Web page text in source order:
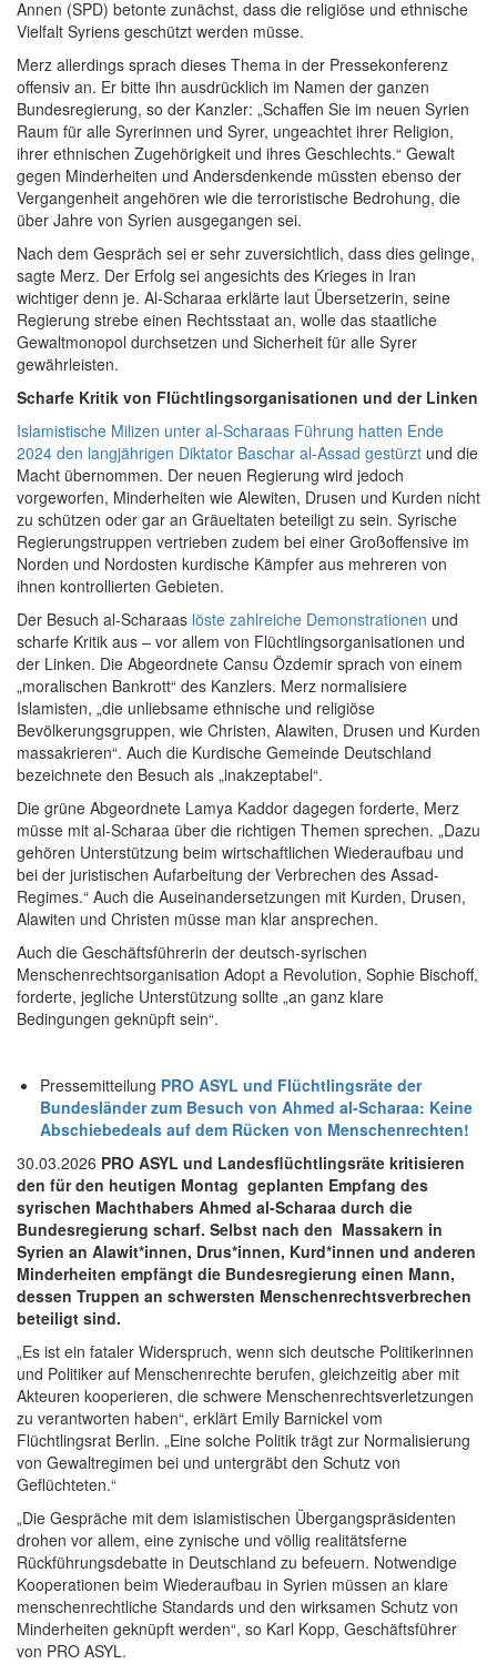
Annen (SPD) betonte zunächst, dass die religiöse und ethnische
Vielfalt Syriens geschützt werden müsse.
Merz allerdings sprach dieses Thema in der Pressekonferenz
offensiv an. Er bitte ihn ausdrücklich im Namen der ganzen
Bundesregierung, so der Kanzler: „Schaffen Sie im neuen Syrien
Raum für alle Syrerinnen und Syrer, ungeachtet ihrer Religion,
ihrer ethnischen Zugehörigkeit und ihres Geschlechts.“ Gewalt
gegen Minderheiten und Andersdenkende müssten ebenso der
Vergangenheit angehören wie die terroristische Bedrohung, die
über Jahre von Syrien ausgegangen sei.
Nach dem Gespräch sei er sehr zuversichtlich, dass dies gelinge,
sagte Merz. Der Erfolg sei angesichts des Krieges in Iran
wichtiger denn je. Al-Scharaa erklärte laut Übersetzerin, seine
Regierung strebe einen Rechtsstaat an, wolle das staatliche
Gewaltmonopol durchsetzen und Sicherheit für alle Syrer
gewährleisten.
Scharfe Kritik von Flüchtlingsorganisationen und der Linken
Islamistische Milizen unter al-Scharaas Führung hatten Ende
2024 den langjährigen Diktator Baschar al-Assad gestürzt und die
Macht übernommen. Der neuen Regierung wird jedoch
vorgeworfen, Minderheiten wie Alewiten, Drusen und Kurden nicht
zu schützen oder gar an Gräueltaten beteiligt zu sein. Syrische
Regierungstruppen vertrieben zudem bei einer Großoffensive im
Norden und Nordosten kurdische Kämpfer aus mehreren von
ihnen kontrollierten Gebieten.
Der Besuch al-Scharaas löste zahlreiche Demonstrationen und
scharfe Kritik aus – vor allem von Flüchtlingsorganisationen und
der Linken. Die Abgeordnete Cansu Özdemir sprach von einem
„moralischen Bankrott“ des Kanzlers. Merz normalisiere
Islamisten, „die unliebsame ethnische und religiöse
Bevölkerungsgruppen, wie Christen, Alawiten, Drusen und Kurden
massakrieren“. Auch die Kurdische Gemeinde Deutschland
bezeichnete den Besuch als „inakzeptabel“.
Die grüne Abgeordnete Lamya Kaddor dagegen forderte, Merz
müsse mit al-Scharaa über die richtigen Themen sprechen. „Dazu
gehören Unterstützung beim wirtschaftlichen Wiederaufbau und
bei der juristischen Aufarbeitung der Verbrechen des Assad-
Regimes.“ Auch die Auseinandersetzungen mit Kurden, Drusen,
Alawiten und Christen müsse man klar ansprechen.
Auch die Geschäftsführerin der deutsch-syrischen
Menschenrechtsorganisation Adopt a Revolution, Sophie Bischoff,
forderte, jegliche Unterstützung sollte „an ganz klare
Bedingungen geknüpft sein“.
Pressemitteilung PRO ASYL und Flüchtlingsräte der
Bundesländer zum Besuch von Ahmed al-Scharaa: Keine
Abschiebedeals auf dem Rücken von Menschenrechten!
30.03.2026 PRO ASYL und Landesflüchtlingsräte kritisieren
den für den heutigen Montag geplanten Empfang des
syrischen Machthabers Ahmed al-Scharaa durch die
Bundesregierung scharf. Selbst nach den Massakern in
Syrien an Alawit*innen, Drus*innen, Kurd*innen und anderen
Minderheiten empfängt die Bundesregierung einen Mann,
dessen Truppen an schwersten Menschenrechtsverbrechen
beteiligt sind.
„Es ist ein fataler Widerspruch, wenn sich deutsche Politikerinnen
und Politiker auf Menschenrechte berufen, gleichzeitig aber mit
Akteuren kooperieren, die schwere Menschenrechtsverletzungen
zu verantworten haben“, erklärt Emily Barnickel vom
Flüchtlingsrat Berlin. „Eine solche Politik trägt zur Normalisierung
von Gewaltregimen bei und untergräbt den Schutz von
Geflüchteten.“
„Die Gespräche mit dem islamistischen Übergangspräsidenten
drohen vor allem, eine zynische und völlig realitätsferne
Rückführungsdebatte in Deutschland zu befeuern. Notwendige
Kooperationen beim Wiederaufbau in Syrien müssen an klare
menschenrechtliche Standards und den wirksamen Schutz von
Minderheiten geknüpft werden“, so Karl Kopp, Geschäftsführer
von PRO ASYL.